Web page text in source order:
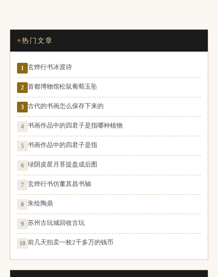
热门文章
1 玄烨行书冰渡诗
2 首都博物馆松鼠葡萄玉坠
3 古代的书画怎么保存下来的
4 书画作品中的四君子是指哪种植物
5 书画作品中的四君子是指
6 绿阴皮星月菩提盘成后图
7 玄烨行书仿董其昌书轴
8 朱绘陶鼎
9 苏州古玩城回收古玩
10 前几天拍卖一枚2千多万的钱币